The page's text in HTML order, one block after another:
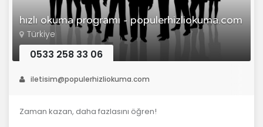
hızlı okuma programı - populerhizliokuma.com
Türkiye
0533 258 33 06
iletisim@populerhizliokuma.com
Zaman kazan, daha fazlasını öğren!